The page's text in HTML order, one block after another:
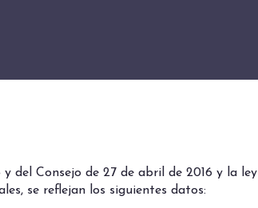
del Consejo de 27 de abril de 2016 y la ley
se reflejan los siguientes datos: